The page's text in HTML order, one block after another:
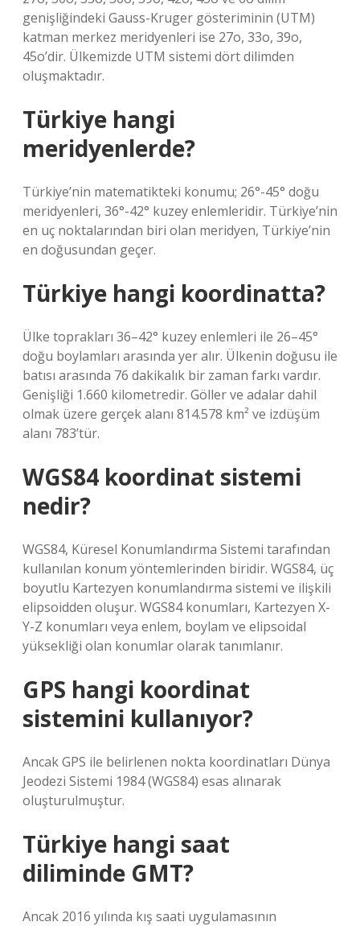
genişliğindeki Gauss-Kruger gösteriminin (UTM)
katman merkez meridyenleri ise 27o, 33o, 39o,
45o’dir. Ülkemizde UTM sistemi dört dilimden
oluşmaktadır.
Türkiye hangi
meridyenlerde?
Türkiye’nin matematikteki konumu; 26°-45° doğu
meridyenleri, 36°-42° kuzey enlemleridir. Türkiye’nin
en uç noktalarından biri olan meridyen, Türkiye’nin
en doğusundan geçer.
Türkiye hangi koordinatta?
Ülke toprakları 36–42° kuzey enlemleri ile 26–45°
doğu boylamları arasında yer alır. Ülkenin doğusu ile
batısı arasında 76 dakikalık bir zaman farkı vardır.
Genişliği 1.660 kilometredir. Göller ve adalar dahil
olmak üzere gerçek alanı 814.578 km² ve ​​izdüşüm
alanı 783’tür.
WGS84 koordinat sistemi
nedir?
WGS84, Küresel Konumlandırma Sistemi tarafından
kullanılan konum yöntemlerinden biridir. WGS84, üç
boyutlu Kartezyen konumlandırma sistemi ve ilişkili
elipsoidden oluşur. WGS84 konumları, Kartezyen X-
Y-Z konumları veya enlem, boylam ve elipsoidal
yüksekliği olan konumlar olarak tanımlanır.
GPS hangi koordinat
sistemini kullanıyor?
Ancak GPS ile belirlenen nokta koordinatları Dünya
Jeodezi Sistemi 1984 (WGS84) esas alınarak
oluşturulmuştur.
Türkiye hangi saat
diliminde GMT?
Ancak 2016 yılında kış saati uygulamasının